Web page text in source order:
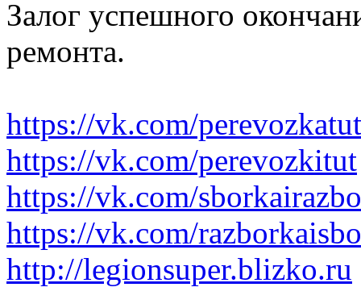
Залог успешного
ремонта.
https://vk.com/perevozkatut
https://vk.com/perevozkitut
https://vk.com/
https://vk.com/
http://legionsuper.blizko.ru